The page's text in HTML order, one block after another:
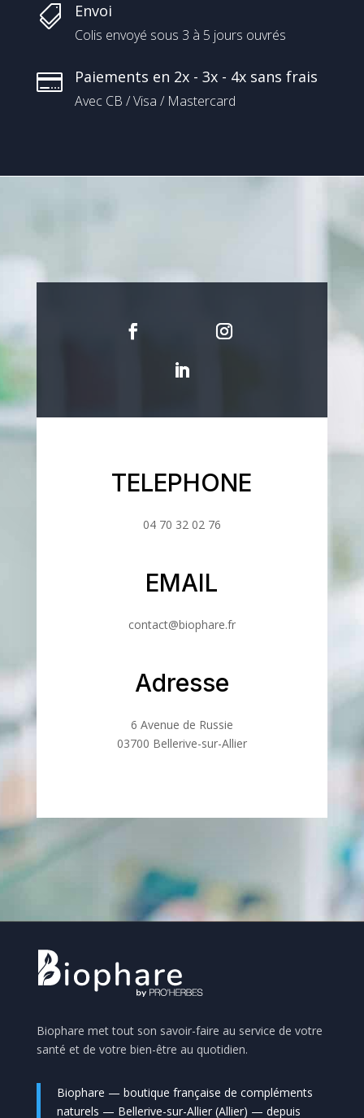
 Envoi
Colis envoyé sous 3 à 5 jours ouvrés
 Paiements en 2x - 3x - 4x sans frais
Avec CB / Visa / Mastercard
TELEPHONE
04 70 32 02 76
EMAIL
contact@biophare.fr
Adresse
6 Avenue de Russie
03700 Bellerive-sur-Allier
Biophare met tout son savoir-faire au service de votre
santé et de votre bien-être au quotidien.
Biophare — boutique française de compléments
naturels — Bellerive-sur-Allier (Allier) — depuis